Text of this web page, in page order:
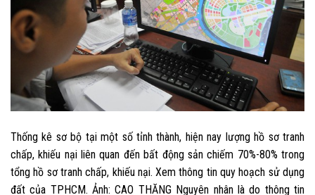
Thống kê sơ bộ tại một số tỉnh thành, hiện nay lượng hồ sơ tranh
chấp, khiếu nại liên quan đến bất động sản chiếm 70%-80% trong
tổng hồ sơ tranh chấp, khiếu nại. Xem thông tin quy hoạch sử dụng
đất của TPHCM. Ảnh: CAO THĂNG Nguyên nhân là do thông tin